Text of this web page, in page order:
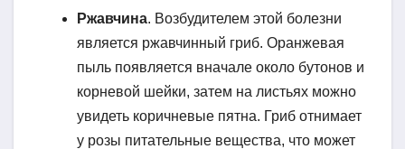
Ржавчина. Возбудителем этой болезни
является ржавчинный гриб. Оранжевая
пыль появляется вначале около бутонов и
корневой шейки, затем на листьях можно
увидеть коричневые пятна. Гриб отнимает
у розы питательные вещества, что может